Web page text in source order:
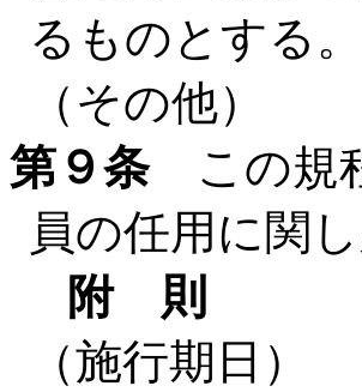
るものとする。
（その他）
第９条この規
員の任用に関
附 則
（施行期日）